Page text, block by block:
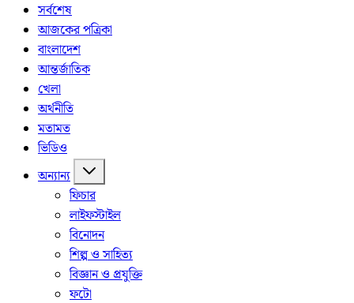
সর্বশেষ
আজকের পত্রিকা
বাংলাদেশ
আন্তর্জাতিক
খেলা
অর্থনীতি
মতামত
ভিডিও
অন্যান্য
ফিচার
লাইফস্টাইল
বিনোদন
শিল্প ও সাহিত্য
বিজ্ঞান ও প্রযুক্তি
ফটো